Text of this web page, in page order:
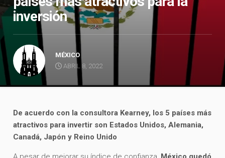
inversión
MÉXICO
ABRIL 8, 2022
De acuerdo con la consultora Kearney, los 5 países más
atractivos para invertir son Estados Unidos, Alemania,
Canadá, Japón y Reino Unido